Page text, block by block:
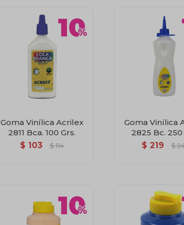
Goma Vinílica Acrilex
2811 Bca. 100 Grs.
$ 103 $ 114
Goma Vinílica
2825 Bc. 250
$ 219 $